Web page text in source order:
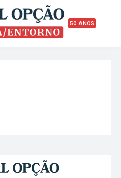
50 ANOS